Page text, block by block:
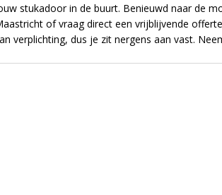
stukadoor in de buurt. Benieuwd naar de
of vraag direct een vrijblijvende
verplichting, dus je zit nergens aan vast.